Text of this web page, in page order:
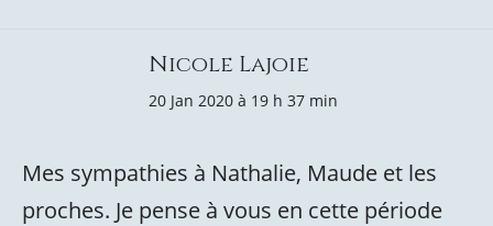
Nicole Lajoie
20 Jan 2020 à 19 h 37 min
Mes sympathies à Nathalie, Maude et les
proches. Je pense à vous en cette période